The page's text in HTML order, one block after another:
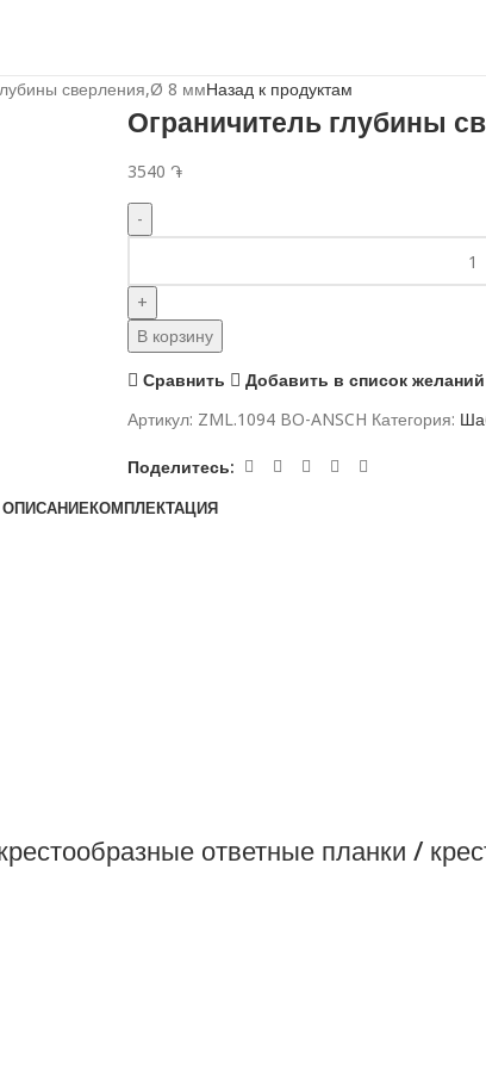
сверления,Ø 8 ммНазад к продуктам
Ограничитель глубины
3540 ֏
В корзину
Сравнить
Добавить в список желаний
Артикул: ZML.1094 BO-ANSCH Категория:
Поделитесь:
ОПИСАНИЕКОМПЛЕКТАЦИЯ
ответные планки /